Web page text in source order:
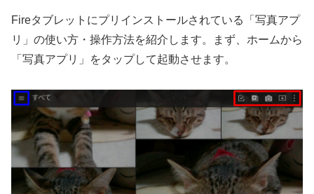
Fireタブレットにプリインストールされている「写真アプ
リ」の使い方・操作方法を紹介します。まず、ホームから
「写真アプリ」をタップして起動させます。